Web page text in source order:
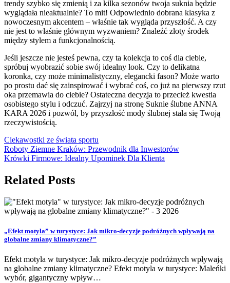
trendy szybko się zmienią i za kilka sezonów twoja suknia będzie
wyglądała nieaktualnie? To mit! Odpowiednio dobrana klasyka z
nowoczesnym akcentem – właśnie tak wygląda przyszłość. A czy
nie jest to właśnie głównym wyzwaniem? Znaleźć złoty środek
między stylem a funkcjonalnością.
Jeśli jeszcze nie jesteś pewna, czy ta kolekcja to coś dla ciebie,
spróbuj wyobrazić sobie swój idealny look. Czy to delikatna
koronka, czy może minimalistyczny, elegancki fason? Może warto
po prostu dać się zainspirować i wybrać coś, co już na pierwszy rzut
oka przemawia do ciebie? Ostateczna decyzja to przecież kwestia
osobistego stylu i odczuć. Zajrzyj na stronę Suknie ślubne ANNA
KARA 2026 i pozwól, by przyszłość mody ślubnej stała się Twoją
rzeczywistością.
Ciekawostki ze świata sportu
Nawigacja
wpisu
Roboty Ziemne Kraków: Przewodnik dla Inwestorów
Krówki Firmowe: Idealny Upominek Dla Klienta
Related Posts
„Efekt motyla” w turystyce: Jak mikro-decyzje podróżnych wpływają na
globalne zmiany klimatyczne?”
Efekt motyla w turystyce: Jak mikro-decyzje podróżnych wpływają
na globalne zmiany klimatyczne? Efekt motyla w turystyce: Maleńki
wybór, gigantyczny wpływ…